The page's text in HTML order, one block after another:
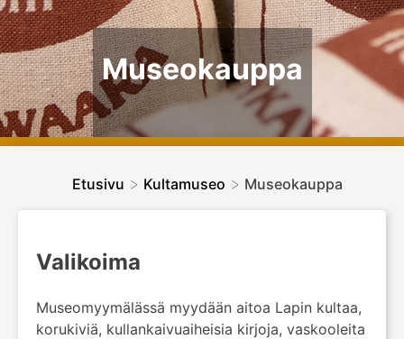
Museokauppa
Etusivu > Kultamuseo > Museokauppa
Valikoima
Museomyymälässä myydään aitoa Lapin kultaa,
korukiviä, kullankaivuaiheisia kirjoja, vaskooleita